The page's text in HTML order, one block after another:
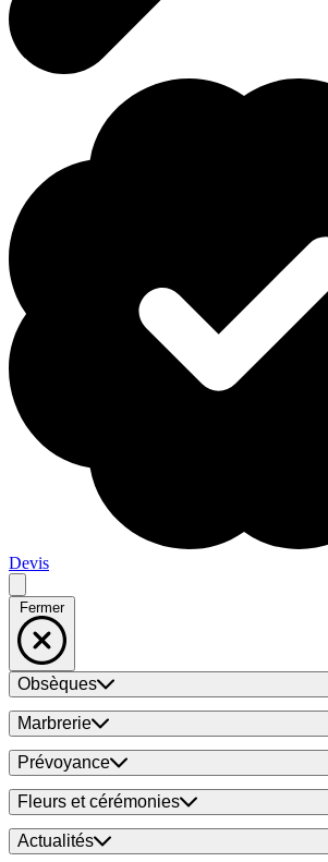
Devis
Fermer
Obsèques
Marbrerie
Prévoyance
Fleurs et cérémonies
Actualités